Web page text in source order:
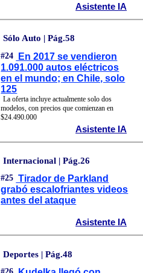
Asistente IA
Sólo Auto | Pág.58
#24
En 2017 se vendieron
1.091.000 autos eléctricos
en el mundo; en Chile, solo
125
La oferta incluye actualmente solo dos
modelos, con precios que comienzan en
$24.490.000
Asistente IA
Internacional | Pág.26
#25 Tirador de Parkland
grabó escalofriantes videos
antes del ataque
Asistente IA
Deportes | Pág.48